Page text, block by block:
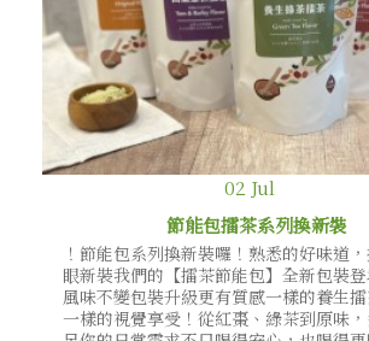
02 Jul
節能包擂茶系列換新裝
！節能包系列換新裝囉！熟悉的好味道
眼新裝我們的【擂茶節能包】全新包裝
風味不變包裝升級更有質感一樣的養生
一樣的視覺享受！從紅棗、綠茶到原味